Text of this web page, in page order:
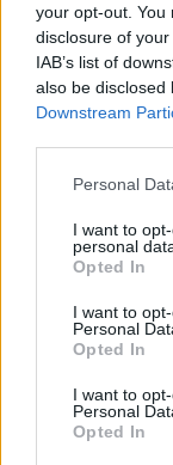
your opt-out. You
disclosure of
IAB’s list of
also be disclosed
Downstream
Personal
I want to
personal
Opted In
I want to
Personal
Opted In
I want to
Personal
Opted In
Ezt a növényt már
ÉLŐ
a